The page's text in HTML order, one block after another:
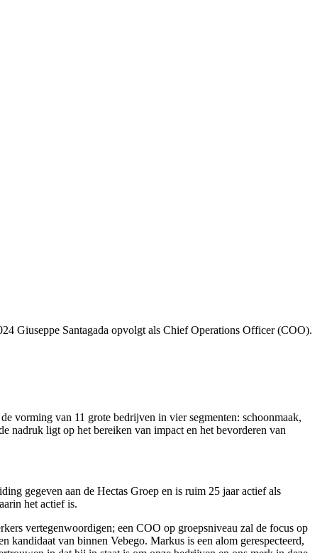
Giuseppe Santagada opvolgt als Chief Operations Officer (COO).
vorming van 11 grote bedrijven in vier segmenten: schoonmaak,
nadruk ligt op het bereiken van impact en het bevorderen van
gegeven aan de Hectas Groep en is ruim 25 jaar actief als
het actief is.
vertegenwoordigen; een COO op groepsniveau zal de focus op
van binnen Vebego. Markus is een alom gerespecteerd,